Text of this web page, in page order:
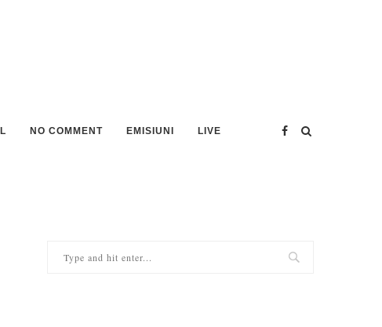
NO COMMENT EMISIUNI LIVE